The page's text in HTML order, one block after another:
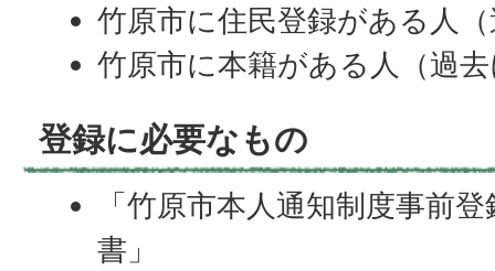
竹原市に住民登録がある人
竹原市に本籍がある人（過
登録に必要なもの
「竹原市本人通知制度事前
書」